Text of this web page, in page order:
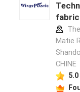
Matie
CHINE
5.0